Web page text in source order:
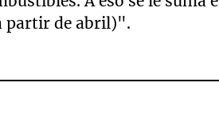
partir de abril)".